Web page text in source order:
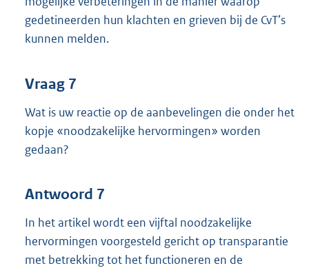
gedetineerden hun klachten en grieven bij de CvT’s
kunnen melden.
Vraag 7
Wat is uw reactie op de aanbevelingen die onder het
kopje «noodzakelijke hervormingen» worden
gedaan?
Antwoord 7
In het artikel wordt een vijftal noodzakelijke
hervormingen voorgesteld gericht op transparantie
met betrekking tot het functioneren en de